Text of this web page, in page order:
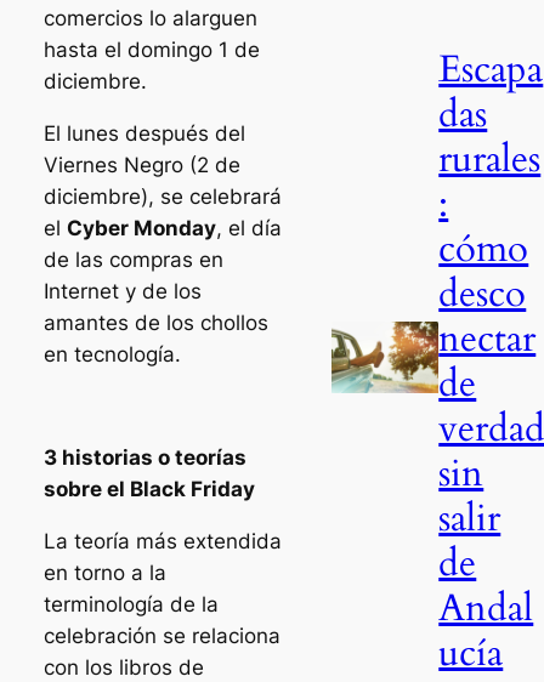
comercios lo alarguen
hasta el domingo 1 de
diciembre.
El lunes después del
Viernes Negro (2 de
diciembre), se celebrará
el Cyber Monday, el día
de las compras en
Internet y de los
amantes de los chollos
en tecnología.
3 historias o teorías
sobre el Black Friday
La teoría más extendida
en torno a la
terminología de la
celebración se relaciona
con los libros de
Escapa
das
rurales
:
cómo
desco
nectar
de
sin
salir
de
Andal
ucía